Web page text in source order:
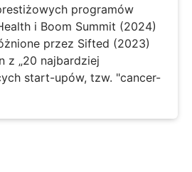
programów
i Boom Summit (2024)
przez Sifted (2023)
z „20 najbardziej
start-upów, tzw. "cancer-